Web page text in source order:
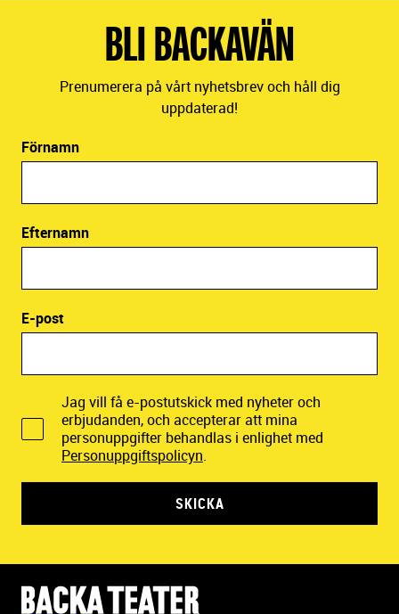
BLI BACKAVÄN
Prenumerera på vårt nyhetsbrev och håll dig
uppdaterad!
Förnamn
Efternamn
E-post
Jag vill få e-postutskick med nyheter och
erbjudanden, och accepterar att mina
personuppgifter behandlas i enlighet med
Personuppgiftspolicyn.
SKICKA